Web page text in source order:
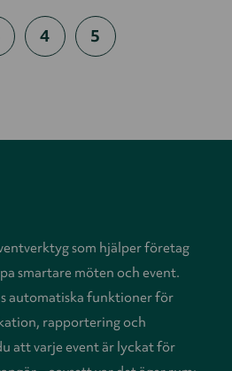
4 5
som hjälper företag
smartare möten och event.
automatiska funktioner för
rapportering och
att varje event är lyckat för